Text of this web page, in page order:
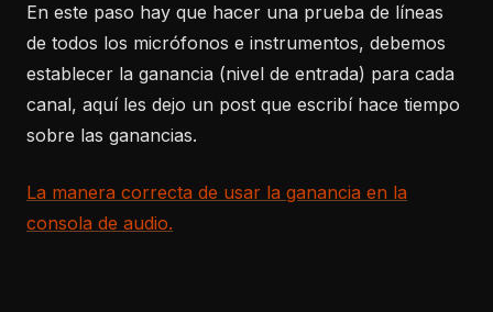
En este paso hay que hacer una prueba de líneas
de todos los micrófonos e instrumentos, debemos
establecer la ganancia (nivel de entrada) para cada
canal, aquí les dejo un post que escribí hace tiempo
sobre las ganancias.
La manera correcta de usar la ganancia en la
consola de audio.